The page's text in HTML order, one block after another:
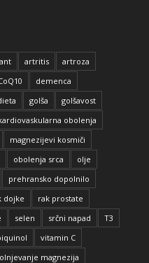
artritis
artroza
demenca
golša
golšavost
obolenja
magnezijevi kosmiči
obolenja srca
olje
prehransko dopolnilo
dojke
rak prostate
selen srčni napad
T3
vitamin C
magnezija